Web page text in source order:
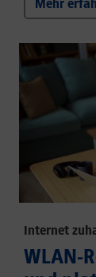
Mehr
Internet
WLAN-